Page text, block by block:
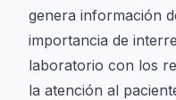
genera información
importancia de
laboratorio con los
la atención al